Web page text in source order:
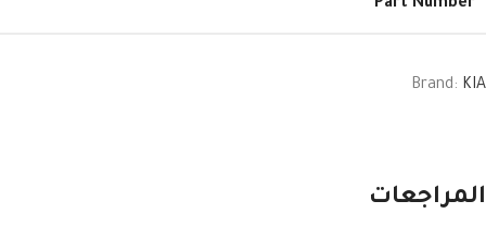
Part Number
Brand: KIA
المراجعات